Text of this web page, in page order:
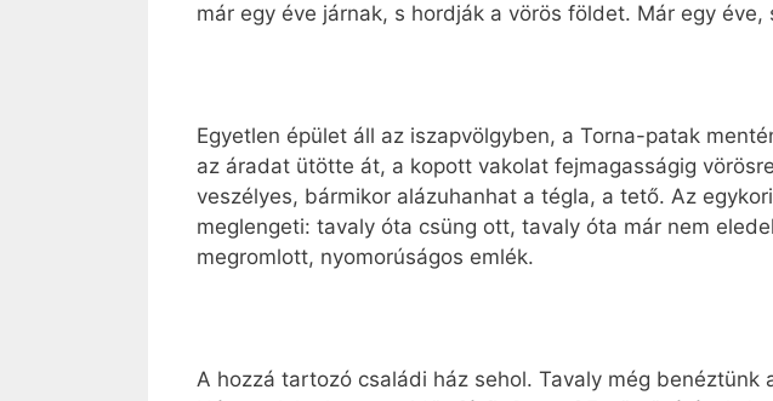
már egy éve járnak, s hordják a vörös földet. Már egy éve,
Egyetlen épület áll az iszapvölgyben, a Torna-patak
az áradat ütötte át, a kopott vakolat fejmagasságig
veszélyes, bármikor alázuhanhat a tégla, a tető. Az
meglengeti: tavaly óta csüng ott, tavaly óta már nem
megromlott, nyomorúságos emlék.
A hozzá tartozó családi ház sehol. Tavaly még